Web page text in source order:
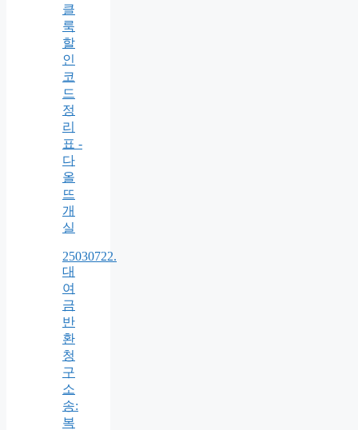
클
룩
할
인
코
드
정
리
표 -
다
올
뜨
개
실
25030722.
대
여
금
반
환
청
구
소
송:
복